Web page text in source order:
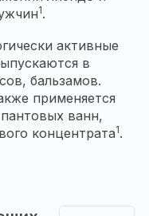
1.
активные
в
бальзамов.
применяется
ванн,
концентрата1.